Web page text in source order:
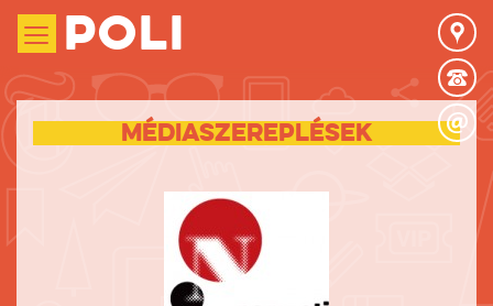
Poli
Médiaszereplések